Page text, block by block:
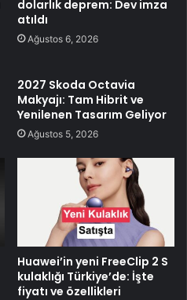
dolarlık deprem: Dev imza
atıldı
Ağustos 6, 2026
2027 Skoda Octavia
Makyajı: Tam Hibrit ve
Yenilenen Tasarım Geliyor
Ağustos 5, 2026
Huawei’in yeni FreeClip 2 S
kulaklığı Türkiye’de: İşte
fiyatı ve özellikleri